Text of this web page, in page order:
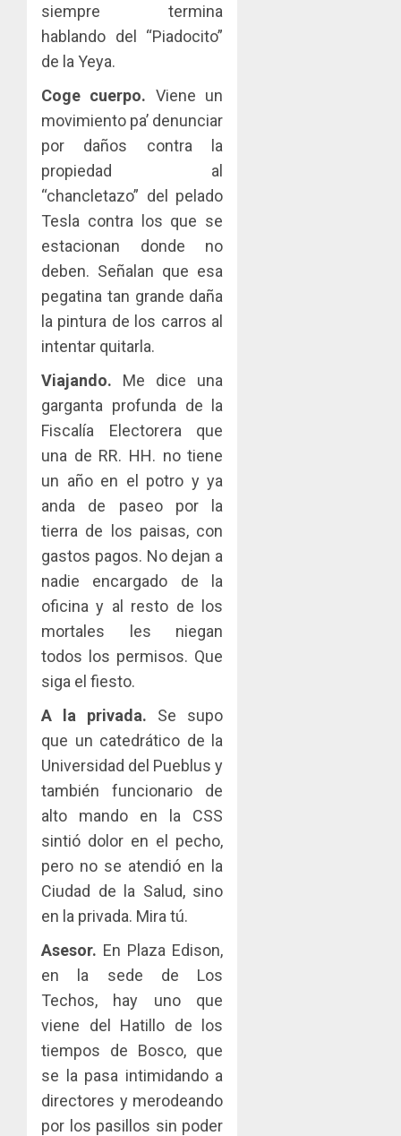
siempre termina
hablando del “Piadocito”
de la Yeya.
Coge cuerpo. Viene un
movimiento pa’ denunciar
por daños contra la
propiedad al
“chancletazo” del pelado
Tesla contra los que se
estacionan donde no
deben. Señalan que esa
pegatina tan grande daña
la pintura de los carros al
intentar quitarla.
Viajando. Me dice una
garganta profunda de la
Fiscalía Electorera que
una de RR. HH. no tiene
un año en el potro y ya
anda de paseo por la
tierra de los paisas, con
gastos pagos. No dejan a
nadie encargado de la
oficina y al resto de los
mortales les niegan
todos los permisos. Que
siga el fiesto.
A la privada. Se supo
que un catedrático de la
Universidad del Pueblus y
también funcionario de
alto mando en la CSS
sintió dolor en el pecho,
pero no se atendió en la
Ciudad de la Salud, sino
en la privada. Mira tú.
Asesor. En Plaza Edison,
en la sede de Los
Techos, hay uno que
viene del Hatillo de los
tiempos de Bosco, que
se la pasa intimidando a
directores y merodeando
por los pasillos sin poder